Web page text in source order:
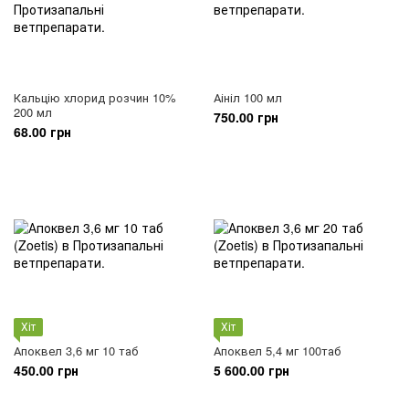
Кальцію хлорид розчин 10%
200 мл
68.00 грн
Аініл 100 мл
750.00 грн
Хіт
Апоквел 3,6 мг 10 таб
450.00 грн
Хіт
Апоквел 5,4 мг 100таб
5 600.00 грн